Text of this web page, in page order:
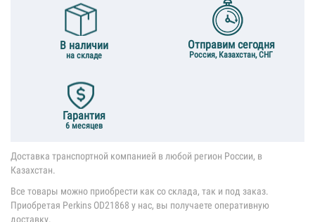
В наличии
на складе
Отправим сегодня
Россия, Казахстан, СНГ
Гарантия
6 месяцев
Доставка транспортной компанией в любой регион России, в
Казахстан.
Все товары можно приобрести как со склада, так и под заказ.
Приобретая Perkins OD21868 у нас, вы получаете оперативную
доставку.